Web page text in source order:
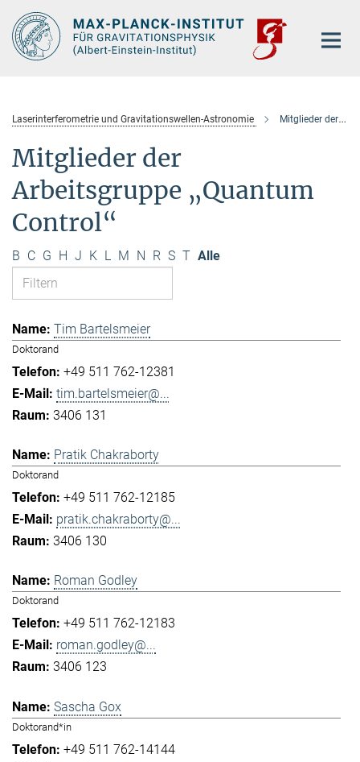
Hauptinhalt
Laserinterferometrie und Gravitationswellen-Astronomie Mitglieder der Arbeitsgruppe „Quantum Control“
Mitglieder der
Arbeitsgruppe „Quantum
Control“
B C G H J K L M N R S T Alle
Tim Bartelsmeier
Doktorand
+49 511 762-12381
tim.bartelsmeier@...
3406 131
Pratik Chakraborty
Doktorand
+49 511 762-12185
pratik.chakraborty@...
3406 130
Roman Godley
Doktorand
+49 511 762-12183
roman.godley@...
3406 123
Sascha Gox
Doktorand*in
+49 511 762-14144